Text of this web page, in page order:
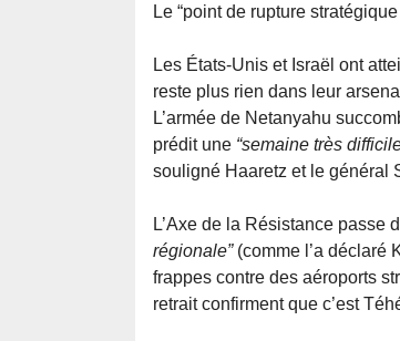
Le “point de rupture
Les États-Unis et Israël ont
reste plus rien dans leur
L’armée de Netanyahu
prédit une “semaine très
souligné Haaretz et le général
L’Axe de la Résistance passe
régionale” (comme l’a déclaré
frappes contre des aéroports
retrait confirment que c’est